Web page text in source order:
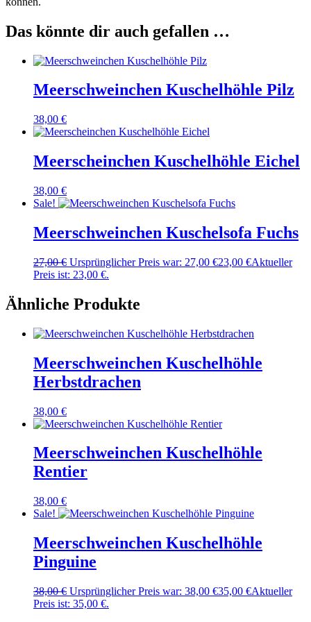
Das könnte dir auch gefallen …
Meerschweinchen Kuschelhöhle Pilz
38,00 €
Meerscheinchen Kuschelhöhle Eichel
38,00 €
Sale!
Meerschweinchen Kuschelsofa Fuchs
27,00€ Ursprünglicher Preis war: 27,00 €23,00 €Aktueller
Preis ist: 23,00 €.
Ähnliche Produkte
Meerschweinchen Kuschelhöhle
Herbstdrachen
38,00 €
Meerschweinchen Kuschelhöhle
Rentier
38,00 €
Sale!
Meerschweinchen Kuschelhöhle
Pinguine
38,00€ Ursprünglicher Preis war: 38,00 €35,00 €Aktueller
Preis ist: 35,00 €.